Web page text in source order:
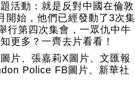
活動：就是反對中國在倫敦
開始，他們已經發動了3次集
行第四次集會，一眾仇中牛
更多？一齊去片看看！
片、張嘉莉X圖片、文匯報
Police FB圖片、新華社